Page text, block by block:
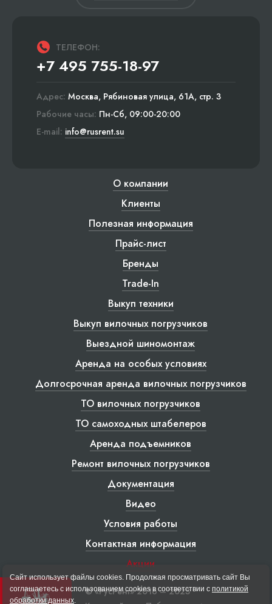
ТЕЛЕФОН:
+7 495 755-18-97
Адрес: Москва, Рябиновая улица, 61А, стр. 3
Рабочие часы: Пн-Сб, 09:00-20:00
E-mail: info@rusrent.su
О компании
Клиенты
Полезная информация
Прайс-лист
Бренды
Trade-In
Выкуп техники
Выкуп вилочных погрузчиков
Выездной шиномонтаж
Аренда на особых условиях
Долгосрочная аренда вилочных погрузчиков
ТО вилочных погрузчиков
ТО самоходных штабелеров
Аренда подъемников
Ремонт вилочных погрузчиков
Документация
Видео
Условия работы
Контактная информация
Акции
© «РусРент» 2016 – 2023
Сайт использует файлы cookies. Продолжая просматривать сайт Вы
соглашаетесь с использованием cookies в соответствии с политикой
обработки данных.